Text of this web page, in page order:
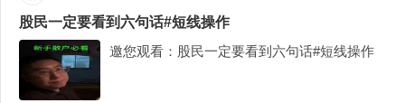
股民一定要看到六句话#短线操作
邀您观看：股民一定要看到六句话#短线操作